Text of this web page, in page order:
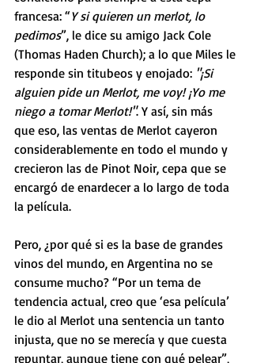
francesa: “Y si quieren un merlot, lo
pedimos”, le dice su amigo Jack Cole
(Thomas Haden Church); a lo que Miles le
responde sin titubeos y enojado: "¡Si
alguien pide un Merlot, me voy! ¡Yo me
niego a tomar Merlot!". Y así, sin más
que eso, las ventas de Merlot cayeron
considerablemente en todo el mundo y
crecieron las de Pinot Noir, cepa que se
encargó de enardecer a lo largo de toda
la película.
Pero, ¿por qué si es la base de grandes
vinos del mundo, en Argentina no se
consume mucho? “Por un tema de
tendencia actual, creo que ‘esa película’
le dio al Merlot una sentencia un tanto
injusta, que no se merecía y que cuesta
repuntar, aunque tiene con qué pelear”,